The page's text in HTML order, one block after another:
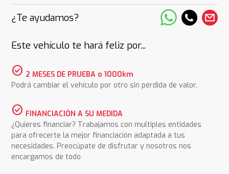
¿Te ayudamos?
Este vehículo te hará feliz por...
check_circle 2 MESES DE PRUEBA o 1000km
Podrá cambiar el vehículo por otro sin pérdida de valor.
check_circle FINANCIACIÓN A SU MEDIDA
¿Quieres financiar? Trabajamos con multiples entidades
para ofrecerte la mejor financiación adaptada a tus
necesidades. Preocúpate de disfrutar y nosotros nos
encargamos de todo